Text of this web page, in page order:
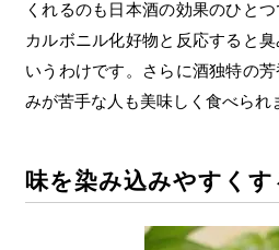
くれるのも日本酒の効果のひと
カルボニル化好物と反応すると
いうわけです。さらに酒独特の
みが苦手な人も美味しく食べられ
味を染み込みやすくす